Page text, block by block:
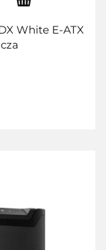
White E-ATX